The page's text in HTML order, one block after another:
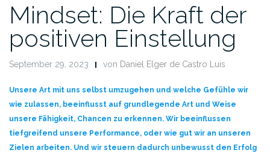
Mindset: Die Kraft der
positiven Einstellung
September 29, 2023 von Daniel Elger de Castro Luis
Unsere Art mit uns selbst umzugehen und welche Gefühle wir
wie zulassen, beeinflusst auf grundlegende Art und Weise
unsere Fähigkeit, Chancen zu erkennen. Wir beeinflussen
tiefgreifend unsere Performance, oder wie gut wir an unseren
Zielen arbeiten. Und wir steuern dadurch unbewusst den Erfolg